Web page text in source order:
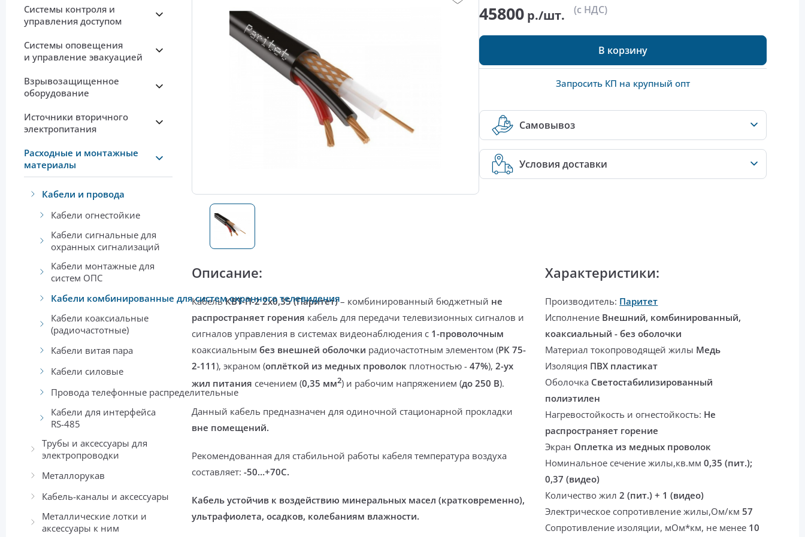
45800 р./шт. (с НДС)
В корзину
Запросить КП на крупный опт
Самовывоз
Условия доставки
Характеристики:
Производитель: Паритет
Исполнение Внешний, комбинированный,
коаксиальный - без оболочки
Материал токопроводящей жилы Медь
Изоляция ПВХ пластикат
Оболочка Светостабилизированный
полиэтилен
Нагревостойкость и огнестойкость: Не
распространяет горение
Экран Оплетка из медных проволок
Номинальное сечение жилы,кв.мм0,35 (пит.);
0,37 (видео)
Количество жил2 (пит.) + 1 (видео)
Электрическое сопротивление жилы,Ом/км57
Сопротивление изоляции, мОм*км, не менее 10
Описание:
КабельКВТ-П-2 2х0,35 (Паритет)– комбинированный бюджетный не
распространяет горения кабель для передачи телевизионных сигналов и
сигналов управления в системах видеонаблюдения с 1-проволочным
коаксиальным без внешней оболочки радиочастотным элементом (РК 75-
2-111), экраном (оплёткой из медных проволок плотностью - 47%), 2-ух
жил питания сечением (0,35 мм2) и рабочим напряжением (до 250 В).
Данный кабель предназначен для одиночной стационарной прокладки
вне помещений.
Рекомендованная для стабильной работы кабеля температура воздуха
составляет: -50…+70С.
Кабель устойчив к воздействию минеральных масел (кратковременно),
ультрафиолета, осадков, колебаниям влажности.
Системы контроля и
управления доступом
Системы оповещения
и управление эвакуацией
Взрывозащищенное
оборудование
Источники вторичного
электропитания
Расходные и монтажные
материалы
Кабели и провода
Кабели огнестойкие
Кабели сигнальные для
охранных сигнализаций
Кабели монтажные для
систем ОПС
Кабели комбинированные для систем охранного телевидения
Кабели коаксиальные
(радиочастотные)
Кабели витая пара
Кабели силовые
Провода телефонные распределительные
Кабели для интерфейса
RS-485
Трубы и аксессуары для
электропроводки
Металлорукав
Кабель-каналы и аксессуары
Металлические лотки и
аксессуары к ним